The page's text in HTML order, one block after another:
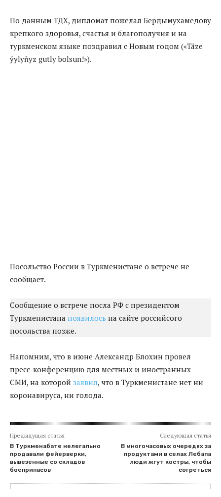
По данным ТДХ, дипломат пожелал Бердымухамедову
крепкого здоровья, счастья и благополучия и на
туркменском языке поздравил с Новым годом («Täze
ýylyňyz gutly bolsun!»).
Посольство России в Туркменистане о встрече не
сообщает.
Сообщение о встрече посла РФ с президентом
Туркменистана появилось на сайте российсого
посольства позже.
Напомним, что в июне Александр Блохин провел
пресс-конференцию для местных и иностранных
СМИ, на которой заявил, что в Туркменистане нет ни
коронавируса, ни голода.
Предыдущая статья
В Туркменабате нелегально
продавали фейерверки,
вывезенные со складов
боеприпасов
Следующая статья
В многочасовых очередях за
продуктами в селах Лебапа
люди жгут костры, чтобы
согреться